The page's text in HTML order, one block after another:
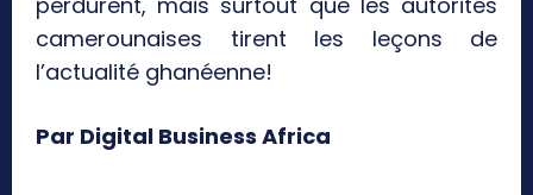
camerounaises tirent les leçons de
l’actualité ghanéenne!
Par Digital Business Africa